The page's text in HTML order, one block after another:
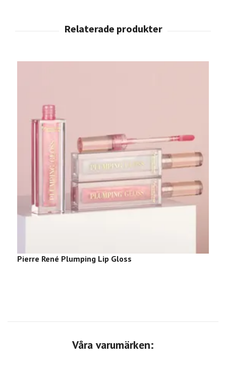
Våra varumärken:
Pierre René Plumping Lip Gloss